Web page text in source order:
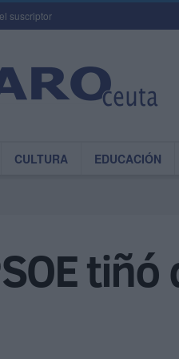
suscriptor
CULTURA EDUCACIÓN